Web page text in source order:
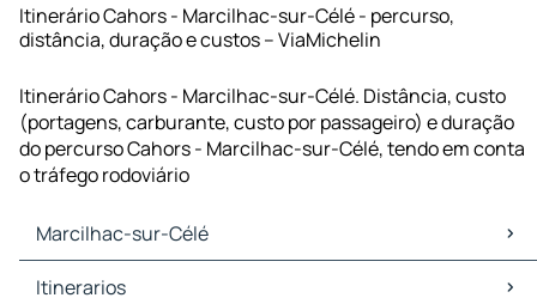
Itinerário Cahors - Marcilhac-sur-Célé - percurso,
distância, duração e custos – ViaMichelin
Itinerário Cahors - Marcilhac-sur-Célé. Distância, custo
(portagens, carburante, custo por passageiro) e duração
do percurso Cahors - Marcilhac-sur-Célé, tendo em conta
o tráfego rodoviário
Marcilhac-sur-Célé
Marcilhac-sur-Célé Mapas Plantas
Itinerarios